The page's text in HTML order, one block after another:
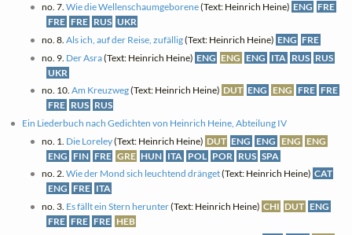
no. 7. Wie die Wellenschaumgeborene(Text: Heinrich Heine) ENG FRE
FRE FRE RUS UKR
no. 8. Als ich, auf der Reise, zufällig(Text: Heinrich Heine) ENG FRE
no. 9. Der Asra(Text: Heinrich Heine) ENG ENG ENG ITA RUS RUS
UKR
no. 10. Am Kreuzweg(Text: Heinrich Heine) DUT ENG ENG FRE FRE
FRE RUS RUS
Ein Liederbuch nach Gedichten von Heinrich Heine, Abteilung IV
no. 1. Die Loreley(Text: Heinrich Heine) DUT ENG ENG ENG ENG
ENG FIN FRE GRE HUN ITA POL POR RUS SPA
no. 2. Wie der Mond sich leuchtend dränget(Text: Heinrich Heine) CAT
ENG FRE ITA
no. 3. Es fällt ein Stern herunter(Text: Heinrich Heine) CHI DUT ENG
FRE FRE FRE HEB